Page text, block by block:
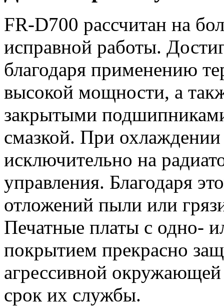
FR-D700 рассчитан на
исправной работы.
благодаря применению
высокой мощности, а
закрытыми
смазкой. При охлаждении
исключительно на
управления. Благодаря
отложений пыли или
Печатные платы с одно-
покрытием прекрасно
агрессивной
срок их службы.